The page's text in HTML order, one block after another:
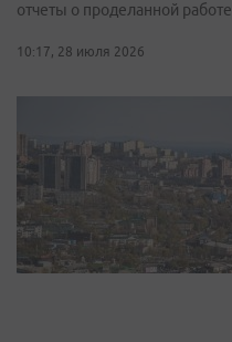
отчеты о проделанной работе
10:17, 28 июля 2026